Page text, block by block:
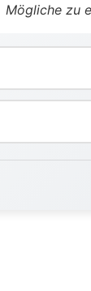
Mögliche zu